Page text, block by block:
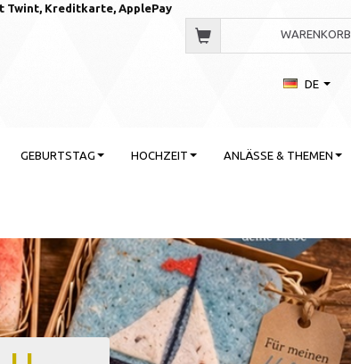
Twint, Kreditkarte, ApplePay
WARENKORB
DE
GEBURTSTAG HOCHZEIT ANLÄSSE & THEMEN